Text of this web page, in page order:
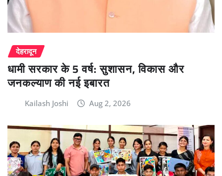
देहरादून
धामी सरकार के 5 वर्ष: सुशासन, विकास और
जनकल्याण की नई इबारत
Kailash Joshi Aug 2, 2026